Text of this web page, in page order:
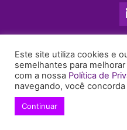
+55
Este site utiliza cookies e
semelhantes para
com a nossa Política de
navegando, você
Continuar